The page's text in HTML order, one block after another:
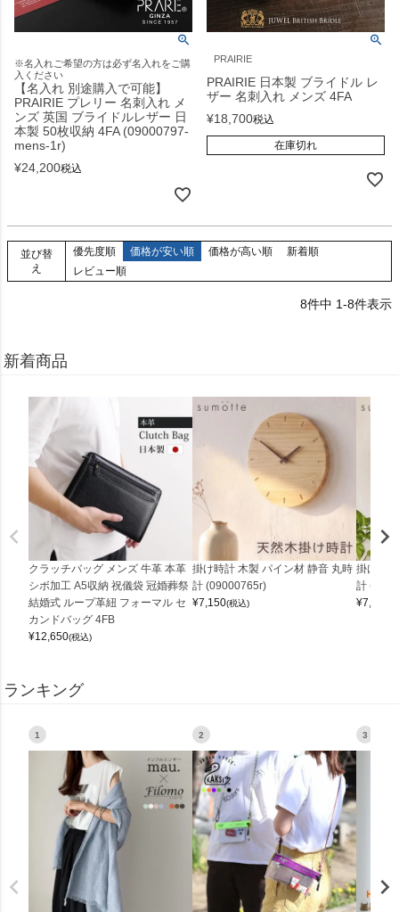
※名入れご希望の方は必ず名入れをご購
入ください
【名入れ 別途購入で可能】
PRAIRIE プレリー 名刺入れ メ
ンズ 英国 ブライドルレザー 日
本製 50枚収納 4FA (09000797-
mens-1r)
¥24,200税込
PRAIRIE
PRAIRIE 日本製 ブライドル レ
ザー 名刺入れ メンズ 4FA
¥18,700税込
在庫切れ
並び替
え
優先度順 価格が安い順 価格が高い順
新着順
レビュー順
8件中 1-8件表示
新着商品
クラッチバッグ メンズ 牛革 本革
シボ加工 A5収納 祝儀袋 冠婚葬祭
結婚式 ループ革紐 フォーマル セ
カンドバッグ 4FB
¥12,650(税込)
掛け時計 木製 パイン材 静音 丸時
計 (09000765r)
¥7,150(税込)
掛け時
計
¥7,150
ランキング
1 2 3